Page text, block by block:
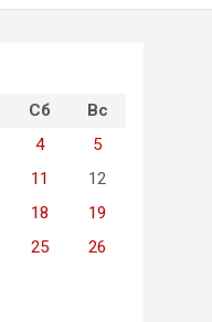
Сб
Вс
4
5
11
12
18
19
25
26